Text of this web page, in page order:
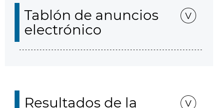
Tablón de anuncios
electrónico
Resultados de la